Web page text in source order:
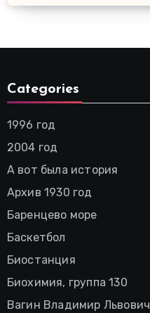
Categories
1996 год
2004 год
А вот была история
Архив 1930 год
Баренцево море
Баскетбол
Биостанция
Биохимия, группа 130
Вагин Владимир Львович